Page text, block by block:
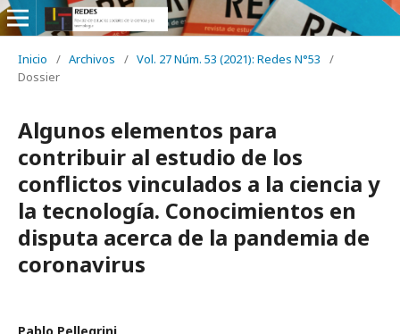
Inicio / Archivos / Vol. 27 Núm. 53 (2021): Redes N°53
/
Dossier
Algunos elementos para
contribuir al estudio de los
conflictos vinculados a la ciencia y
la tecnología. Conocimientos en
disputa acerca de la pandemia de
coronavirus